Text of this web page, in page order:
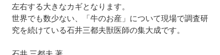
左右する大きなカギとなります。
世界でも数少ない、「牛のお産」について現場で調査研
究を続けている石井三都夫獣医師の集大成です。